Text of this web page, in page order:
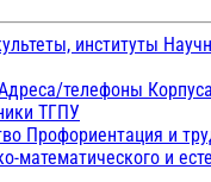
институты
телефоны
ТГПУ
Профориентация и
математического и